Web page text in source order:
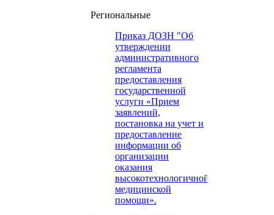
Региональные
Приказ ДОЗН "Об
утверждении
административного
регламента
предоставления
государственной
услуги «Прием
заявлений,
постановка на учет и
предоставление
информации об
организации
оказания
высокотехнологичной
медицинской
помощи».